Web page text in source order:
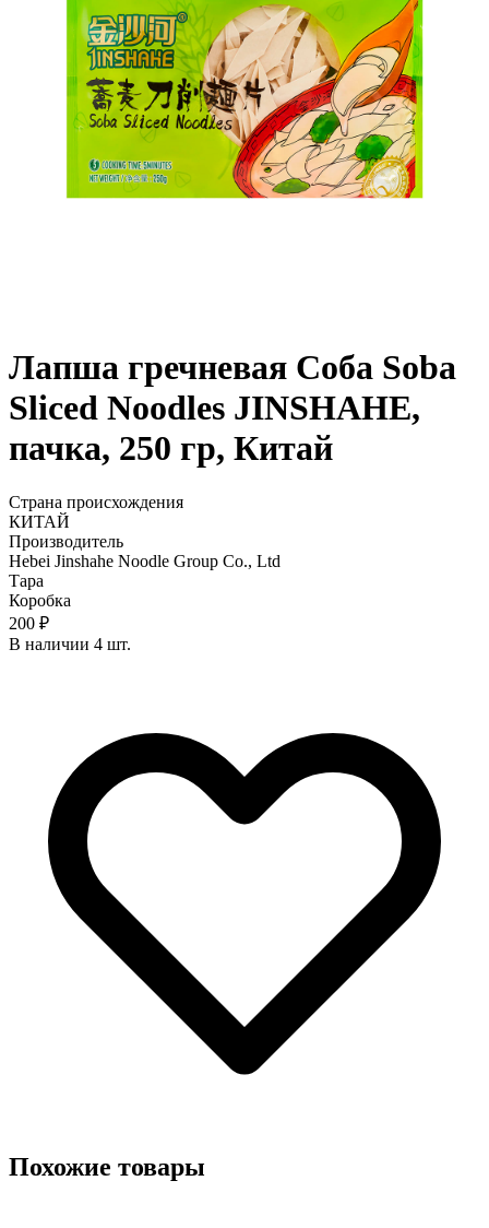
Лапша гречневая Соба Soba
Sliced Noodles JINSHAHE,
пачка, 250 гр, Китай
Страна происхождения
КИТАЙ
Производитель
Hebei Jinshahe Noodle Group Co., Ltd
Тара
Коробка
200 ₽
В наличии 4 шт.
Похожие товары